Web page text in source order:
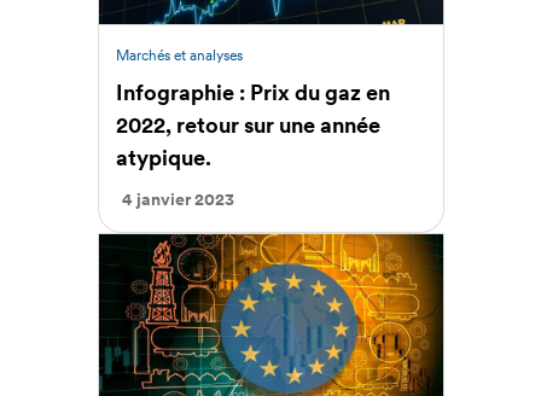
Marchés et analyses
Infographie : Prix du gaz en
2022, retour sur une année
atypique.
4 janvier 2023